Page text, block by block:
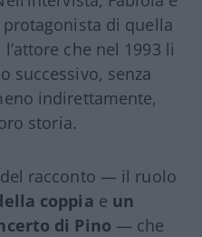
di quella
l’attore che nel 1993 li
successivo, senza
indirettamente,
storia.
racconto — il ruolo
coppia e un
di Pino — che